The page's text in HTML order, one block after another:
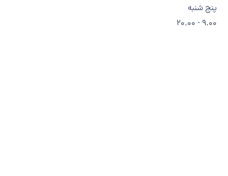
پنج شنبه
9.00 - 20.00